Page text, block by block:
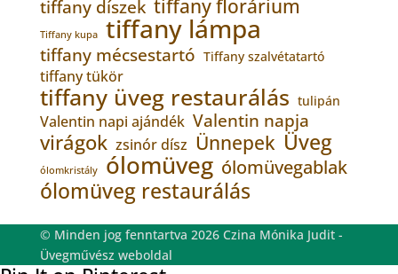
tiffany díszek tiffany florárium
Tiffany kupa tiffany lámpa
tiffany mécsestartó Tiffany szalvétatartó
tiffany tükör
tiffany üveg restaurálás tulipán
Valentin napi ajándék Valentin napja
virágok zsinór dísz Ünnepek Üveg
ólomkristály ólomüveg ólomüvegablak
ólomüveg restaurálás
© Minden jog fenntartva 2026 Czina Mónika Judit -
Üvegművész weboldal